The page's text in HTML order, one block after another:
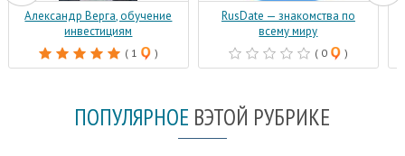
Александр Верга, обучение
инвестициям
( 1 )
RusDate — знакомства по
всему миру
( 0 )
ПОПУЛЯРНОЕ ВЭТОЙ РУБРИКЕ